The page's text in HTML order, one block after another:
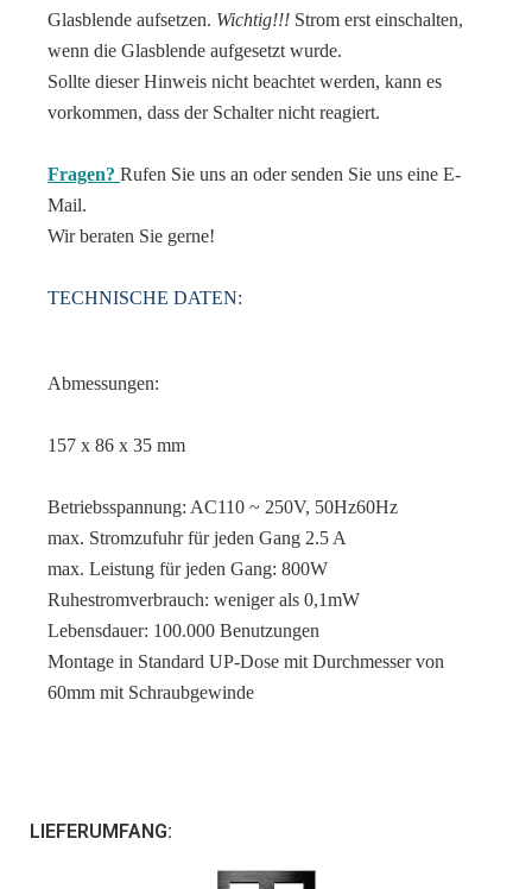
Glasblende aufsetzen. Wichtig!!! Strom erst einschalten,
wenn die Glasblende aufgesetzt wurde.
Sollte dieser Hinweis nicht beachtet werden, kann es
vorkommen, dass der Schalter nicht reagiert.
Fragen? Rufen Sie uns an oder senden Sie uns eine E-
Mail.
Wir beraten Sie gerne!
TECHNISCHE DATEN:
Abmessungen:
157 x 86 x 35 mm
Betriebsspannung: AC110 ~ 250V, 50Hz60Hz
max. Stromzufuhr für jeden Gang 2.5 A
max. Leistung für jeden Gang: 800W
Ruhestromverbrauch: weniger als 0,1mW
Lebensdauer: 100.000 Benutzungen
Montage in Standard UP-Dose mit Durchmesser von
60mm mit Schraubgewinde
LIEFERUMFANG: